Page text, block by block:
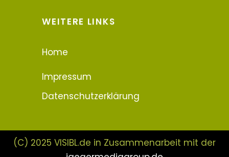
WEITERE LINKS
Home
Impressum
Datenschutzerklärung
(C) 2025 VISIBL.de in Zusammenarbeit mit der